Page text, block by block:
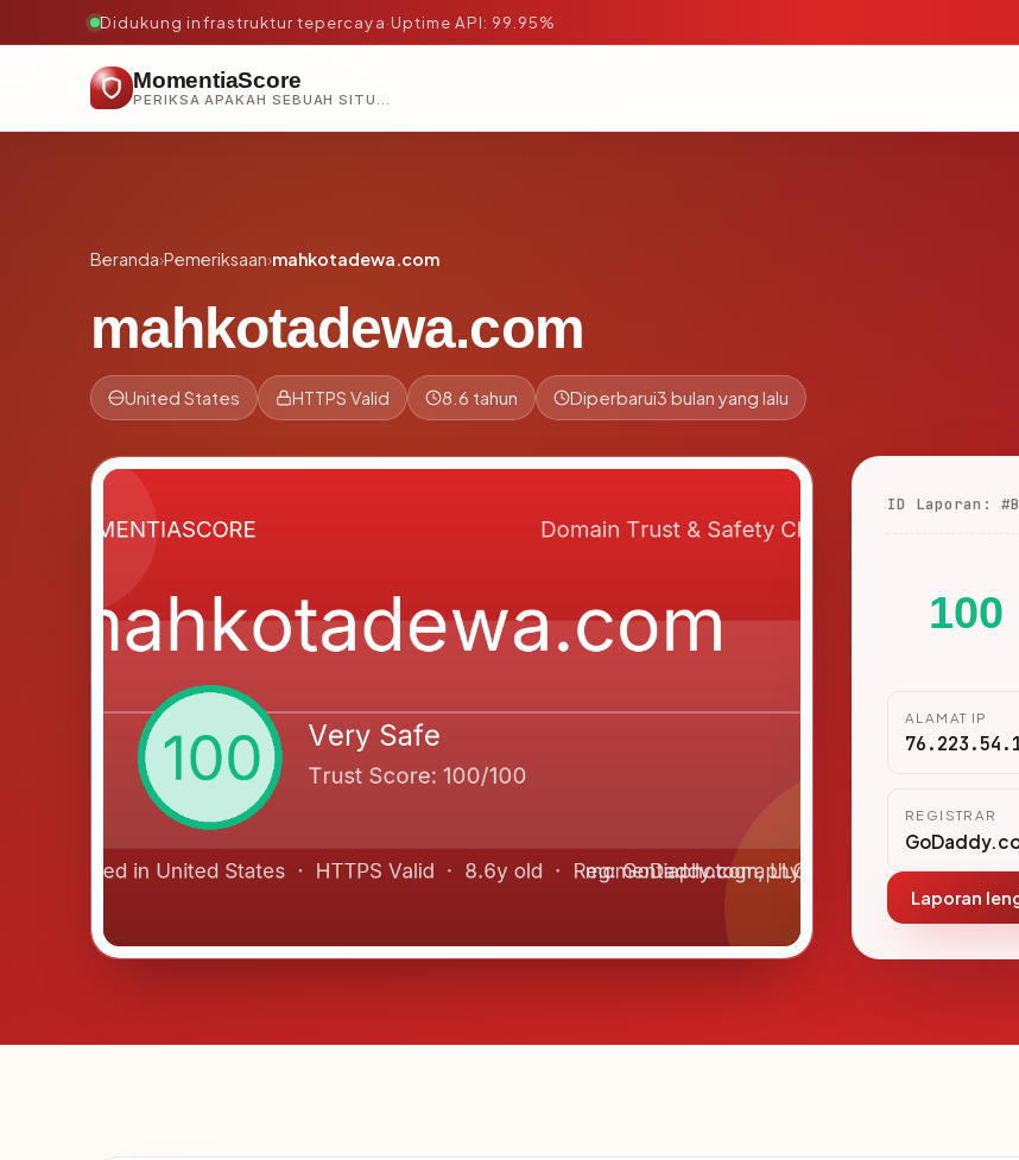
Didukung infrastruktur tepercaya·Uptime API: 99.95%
MomentiaScore
PERIKSA APAKAH SEBUAH SITUS AMAN, TEPERCAYA, DAN TERVERIFIKASI DALAM HITUNGAN DETIK.
Beranda›Pemeriksaan›mahkotadewa.com
mahkotadewa.com
United States HTTPS Valid 8.6 tahun Diperbarui3 bulan yang lalu
ID Laporan:
100
ALAMAT IP
REGISTRAR
Laporan